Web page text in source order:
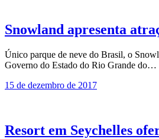
Snowland apresenta
Único parque de neve do Brasil, o
Governo do Estado do Rio Grande do…
15 de dezembro de 2017
Resort em Seychelles